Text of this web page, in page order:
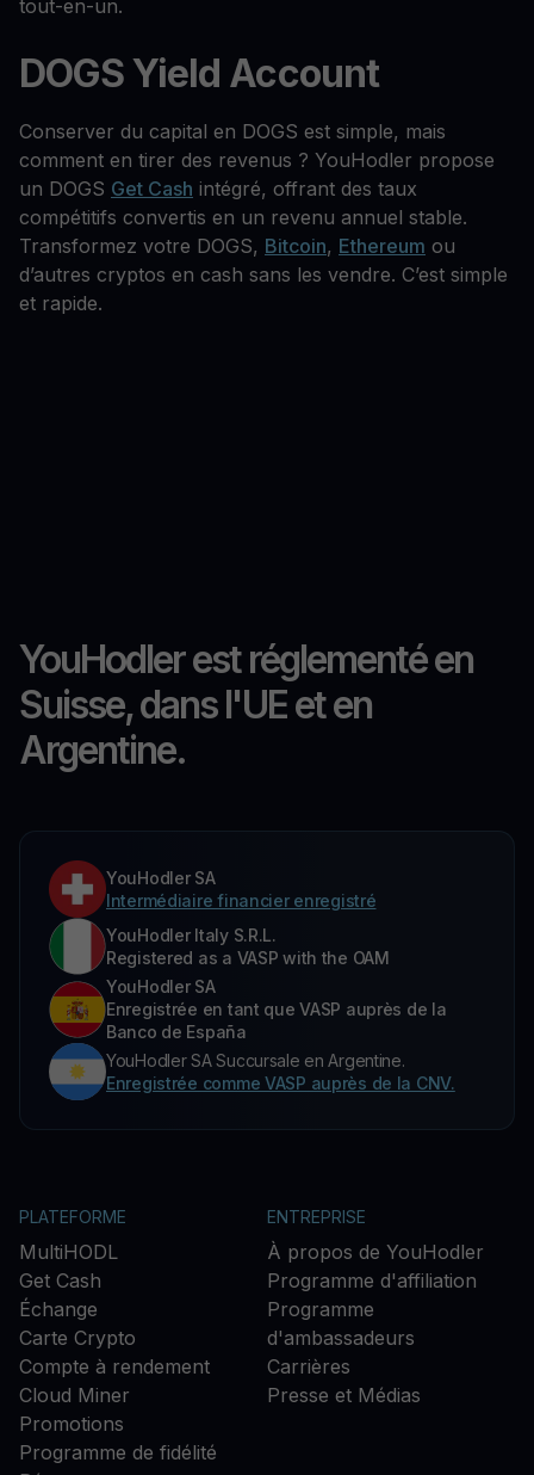
tout-en-un.
DOGS Yield Account
Conserver du capital en DOGS est simple, mais
comment en tirer des revenus ? YouHodler propose
un DOGS Get Cash intégré, offrant des taux
compétitifs convertis en un revenu annuel stable.
Transformez votre DOGS, Bitcoin, Ethereum ou
d’autres cryptos en cash sans les vendre. C’est simple
et rapide.
YouHodler est réglementé en
Suisse, dans l'UE et en
Argentine.
YouHodler SA
Intermédiaire financier enregistré
YouHodler Italy S.R.L.
Registered as a VASP with the OAM
YouHodler SA
Enregistrée en tant que VASP auprès de la
Banco de España
YouHodler SA Succursale en Argentine.
Enregistrée comme VASP auprès de la CNV.
PLATEFORME
MultiHODL
Get Cash
Échange
Carte Crypto
Compte à rendement
Cloud Miner
Promotions
Programme de fidélité
ENTREPRISE
À propos de YouHodler
Programme d'affiliation
Programme
d'ambassadeurs
Carrières
Presse et Médias